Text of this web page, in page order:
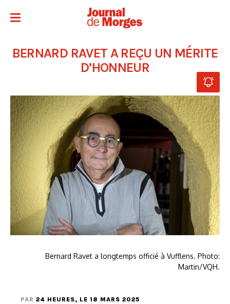
BERNARD RAVET A REÇU UN MÉRITE
D’HONNEUR
Bernard Ravet a longtemps officié à Vufflens. Photo:
Martin/VQH.
PAR 24 HEURES, LE 18 MARS 2025